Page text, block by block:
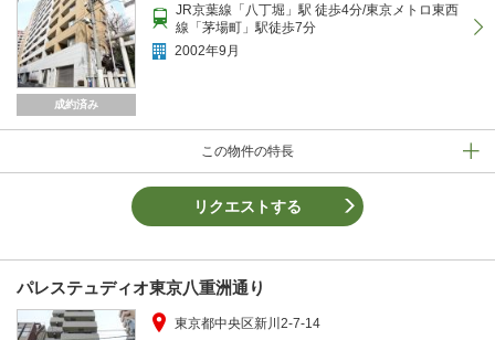
成約済み
この物件の特長
JR京葉線「八丁堀」駅 徒歩4分/東京メトロ東西
線「茅場町」駅徒歩7分
2002年9月
リクエストする
パレステュディオ東京八重洲通り
東京都中央区新川2-7-14